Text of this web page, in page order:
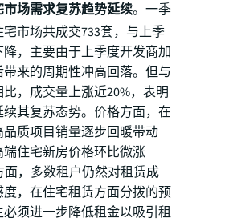
场需求复苏趋势延续。一季
市场共成交733套，与上季
，主要由于上季度开发商加
来的周期性冲高回落。但与
，成交量上涨近20%，表明
其复苏态势。价格方面，在
质项目销量逐步回暖带动
住宅新房价格环比微涨
面，多数租户仍然对租赁成
，在住宅租赁方面分拨的预
须进一步降低租金以吸引租